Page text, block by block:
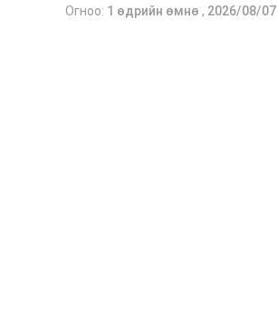
Огноо: 1 өдрийн өмнө , 2026/08/07